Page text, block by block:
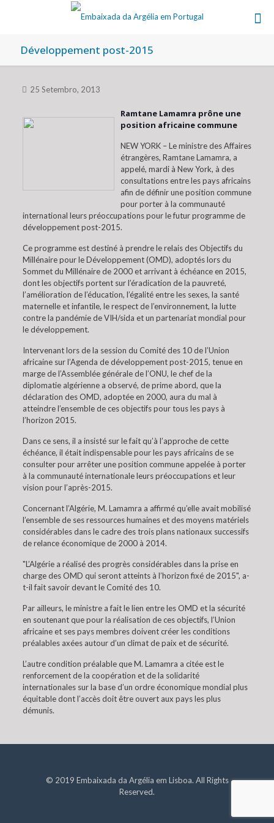
Développement post-2015
25 Setembro, 2013
Ramtane Lamamra prône une
position africaine commune
NEW YORK – Le ministre des Affaires
étrangères, Ramtane Lamamra, a
appelé, mardi à New York, à des
consultations entre les pays africains
afin de définir une position commune
pour porter à la communauté
international leurs préoccupations pour le futur programme de
développement post-2015.
Ce programme est destiné à prendre le relais des Objectifs du
Millénaire pour le Développement (OMD), adoptés lors du
Sommet du Millénaire de 2000 et arrivant à échéance en 2015,
dont les objectifs portent sur l’éradication de la pauvreté,
l’amélioration de l’éducation, l’égalité entre les sexes, la santé
maternelle et infantile, le respect de l’environnement, la lutte
contre la pandémie de VIH/sida et un partenariat mondial pour
le développement.
Intervenant lors de la session du Comité des 10 de l’Union
africaine sur l’Agenda de développement post-2015, tenue en
marge de l’Assemblée générale de l’ONU, le chef de la
diplomatie algérienne a observé, de prime abord, que la
déclaration des OMD, adoptée en 2000, aura du mal à
atteindre l’ensemble de ces objectifs pour tous les pays à
l’horizon 2015.
Dans ce sens, il a insisté sur le fait qu’à l’approche de cette
échéance, il était indispensable pour les pays africains de se
consulter pour arrêter une position commune appelée à porter
à la communauté internationale leurs préoccupations et leur
vision pour l’après-2015.
Concernant l’Algérie, M. Lamamra a affirmé qu’elle avait mobilisé
l’ensemble de ses ressources humaines et des moyens matériels
considérables dans le cadre des trois plans nationaux successifs
de relance économique de 2000 à 2014.
"L’Algérie a réalisé des progrès considérables dans la prise en
charge des OMD qui seront atteints à l’horizon fixé de 2015", a-
t-il fait savoir devant le Comité des 10.
Par ailleurs, le ministre a fait le lien entre les OMD et la sécurité
en soutenant que pour la réalisation de ces objectifs, l’Union
africaine et ses pays membres doivent créer les conditions
préalables axées autour d’un climat de paix et de sécurité.
L’autre condition préalable que M. Lamamra a citée est le
renforcement de la coopération et de la solidarité
internationales sur la base d’un ordre économique mondial plus
équitable dont l’accès doit être ouvert aux pays les plus
démunis.
© 2019 Embaixada da Argélia em Lisboa. All Rights
Reserved.